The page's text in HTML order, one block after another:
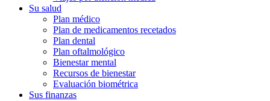
Su salud
Plan médico
Plan de medicamentos recetados
Plan dental
Plan oftalmológico
Bienestar mental
Recursos de bienestar
Evaluación biométrica
Sus finanzas